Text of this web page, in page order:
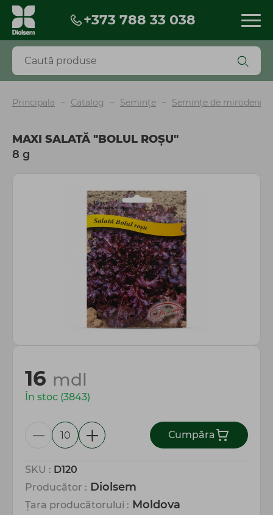
+373 788 33 038
Produse
BESTSELLERS
Pesticide
Seminţe
Mobilă și decor de grădină
Unelte, instrumente, accesorii
Agrotextil și plasă
Peliculă sere și mulcire
Totul pentru gospodărie
Principala Catalog Seminţe Semințe de mirodenii,
MAXI SALATĂ "BOLUL ROȘU"
8 g
SKU : D120
Producător : Diolsem
Țara producătorului : Moldova
16 mdl
În stoc (3843)
Сumpăra